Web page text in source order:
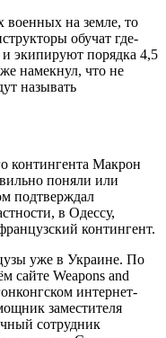
военных на земле, то
обучат где-
экипируют порядка 4,5
намекнул, что не
называть
контингента Макрон
поняли или
подтверждал
в Одессу,
контингент.
уже в Украине. По
сайте Weapons and
интернет-
заместителя
сотрудник